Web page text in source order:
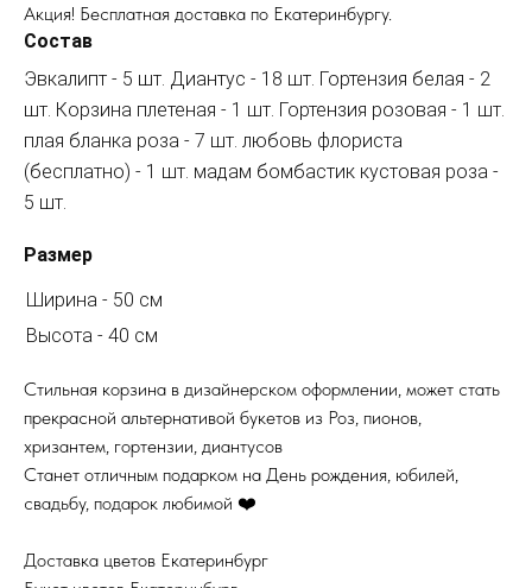
Акция! Бесплатная доставка по Екатеринбургу.
Состав
Эвкалипт - 5 шт. Диантус - 18 шт. Гортензия белая - 2
шт. Корзина плетеная - 1 шт. Гортензия розовая - 1 шт.
плая бланка роза - 7 шт. любовь флориста
(бесплатно) - 1 шт. мадам бомбастик кустовая роза -
5 шт.
Размер
Ширина - 50 см
Высота - 40 см
Стильная корзина в дизайнерском оформлении, может стать
прекрасной альтернативой букетов из Роз, пионов,
хризантем, гортензии, диантусов
Станет отличным подарком на День рождения, юбилей,
свадьбу, подарок любимой ❤️
Доставка цветов Екатеринбург